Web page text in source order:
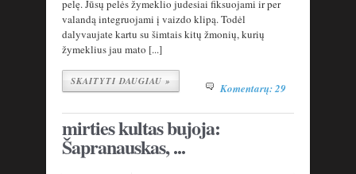
pelę. Jūsų pelės žymeklio judesiai fiksuojami ir per
valandą integruojami į vaizdo klipą. Todėl
dalyvaujate kartu su šimtais kitų žmonių, kurių
žymeklius jau mato [...]
SKAITYTI DAUGIAU » Komentarų: 29
mirties kultas bujoja:
Šapranauskas, ...